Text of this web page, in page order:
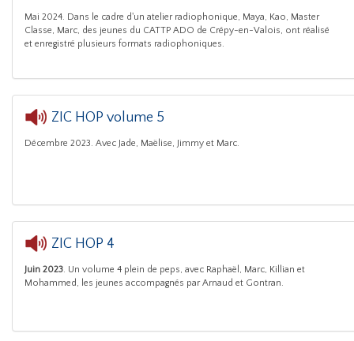
Mai 2024. Dans le cadre d'un atelier radiophonique, Maya, Kao, Master
Classe, Marc, des jeunes du CATTP ADO de Crépy-en-Valois, ont réalisé
et enregistré plusieurs formats radiophoniques.
CATTP ADO Crépy-en-
ZIC HOP volume 5
Décembre 2023. Avec Jade, Maëlise, Jimmy et Marc.
ZIC HOP 4
Juin 2023. Un volume 4 plein de peps, avec Raphaël, Marc, Killian et
Mohammed, les jeunes accompagnés par Arnaud et Gontran.
CATTP ADO